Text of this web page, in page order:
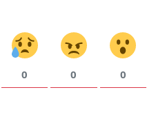
Kastamonu
Kayseri
0 0 0